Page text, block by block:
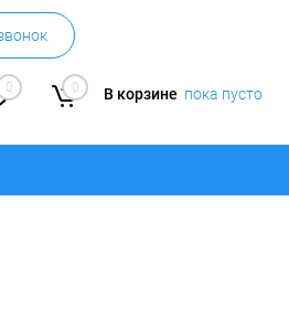
0 0 В корзине пока пусто